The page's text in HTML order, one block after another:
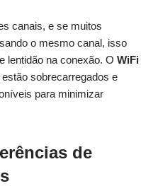
canais, e se muitos
o mesmo canal, isso
lentidão na conexão. O WiFi
sobrecarregados e
para minimizar
de